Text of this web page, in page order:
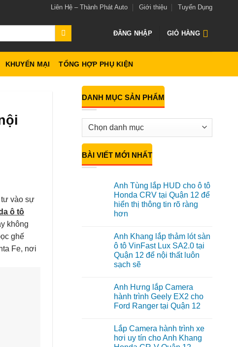
Liên Hệ – Thành Phát Auto Giới thiệu Tuyển Dụng
ĐĂNG NHẬP GIỎ HÀNG
KHUYẾN MẠI TỔNG HỢP PHỤ KIỆN
tư vào sự
ô tô
không
ghế
Fe, nơi
DANH MỤC SẢN PHẨM
BÀI VIẾT MỚI NHẤT
Anh Tùng lắp HUD cho ô tô
Honda CRV tại Quận 12 để
hiển thị thông tin rõ ràng
hơn
bình
luận
ở
Anh
Tùng
lắp
ô
tô
Honda
CRV
12
để
hiển
thị
Anh Khang lắp thảm lót sàn
ô tô VinFast Lux SA2.0 tại
Quận 12 để nội thất luôn
sạch sẽ
bình
luận
ở
Anh
thảm
lót
sàn
ô
Anh Hưng lắp Camera
hành trình Geely EX2 cho
Ford Ranger tại Quận 12
bình
luận
ở
Lắp Camera hành trình xe
hơi uy tín cho Anh Khang